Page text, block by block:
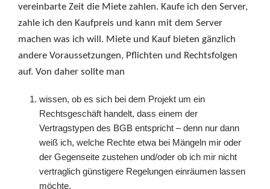
vereinbarte Zeit die Miete zahlen. Kaufe ich den Server,
zahle ich den Kaufpreis und kann mit dem Server
machen was ich will. Miete und Kauf bieten gänzlich
andere Voraussetzungen, Pflichten und Rechtsfolgen
auf. Von daher sollte man
wissen, ob es sich bei dem Projekt um ein
Rechtsgeschäft handelt, dass einem der
Vertragstypen des BGB entspricht – denn nur dann
weiß ich, welche Rechte etwa bei Mängeln mir oder
der Gegenseite zustehen und/oder ob ich mir nicht
vertraglich günstigere Regelungen einräumen lassen
möchte.